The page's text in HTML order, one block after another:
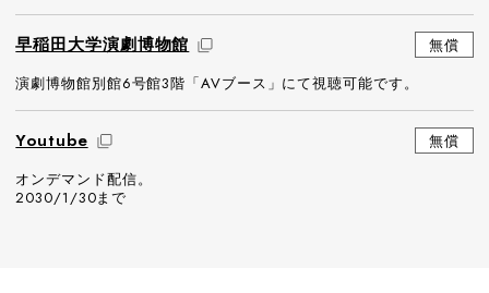
早稲田大学演劇博物館
無償
演劇博物館別館6号館3階「AVブース」にて視聴可能です。
Youtube
無償
オンデマンド配信。
2030/1/30まで